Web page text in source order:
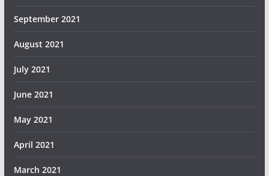
September 2021
August 2021
July 2021
June 2021
May 2021
April 2021
March 2021